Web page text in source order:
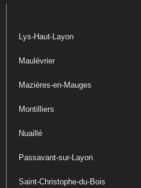
Lys-Haut-Layon
Maulévrier
Mazières-en-Mauges
Montilliers
Nuaillé
Passavant-sur-Layon
Saint-Christophe-du-Bois